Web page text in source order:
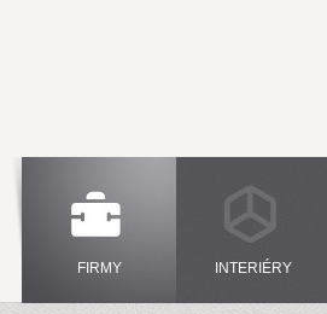
FIRMY INTERIÉRY